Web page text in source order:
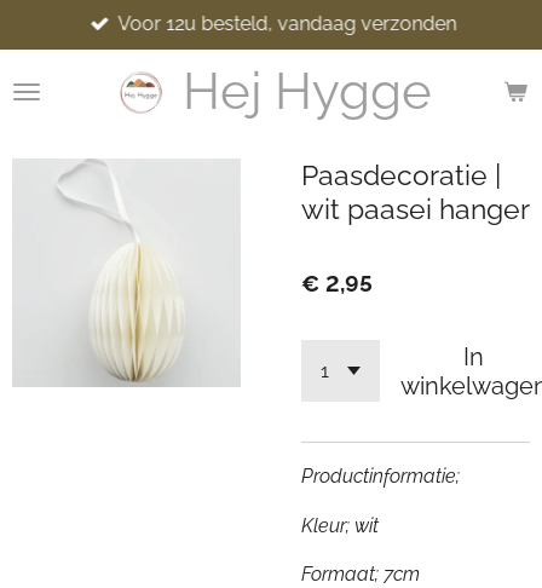
direct
naar
Hej Hygge
Voor 12u besteld, vandaag verzonden
Paasdecoratie |
wit paasei hanger
€ 2,95
In
Productinformatie;
Kleur; wit
Formaat; 7cm